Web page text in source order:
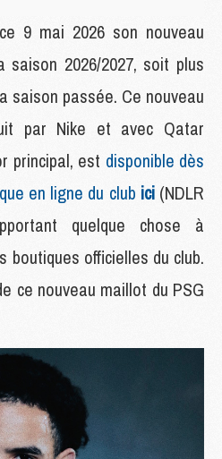
9 mai 2026 son nouveau
2026/2027, soit plus
saison passée. Ce nouveau
par Nike et avec Qatar
principal, est disponible dès
en ligne du club ici (NDLR
quelque chose à
boutiques officielles du club.
ce nouveau maillot du PSG